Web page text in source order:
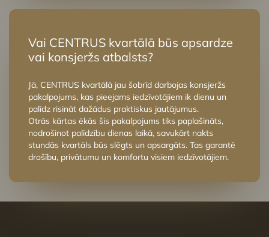
Vai CENTRUS kvartālā būs apsardze
vai konsjeržs atbalsts?
Jā, CENTRUS kvartālā jau šobrīd darbojas konsjeržs
pakalpojums, kas pieejams iedzīvotājiem ik dienu un
palīdz risināt dažādus praktiskus jautājumus.
Otrās kārtas ēkās šis pakalpojums tiks paplašināts,
nodrošinot palīdzību dienas laikā, savukārt nakts
stundās kvartāls būs slēgts un apsargāts. Tas garantē
drošību, privātumu un komfortu visiem iedzīvotājiem.